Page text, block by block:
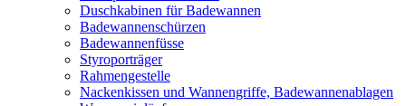
Duschkabinen für Badewannen
Badewannenschürzen
Badewannenfüsse
Styroporträger
Rahmengestelle
Nackenkissen und Wannengriffe, Badewannenablagen